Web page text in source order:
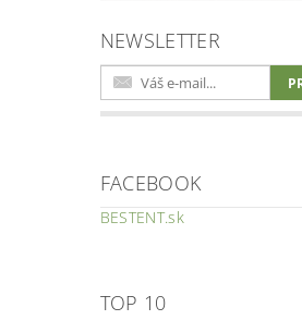
NEWSLETTER
FACEBOOK
BESTENT.sk
TOP 10